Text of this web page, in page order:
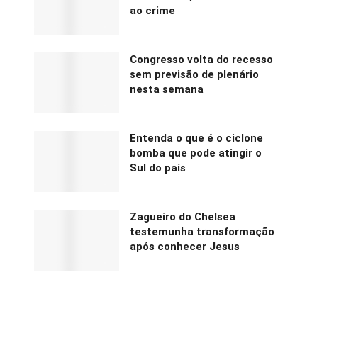
ao crime
Congresso volta do recesso
sem previsão de plenário
nesta semana
Entenda o que é o ciclone
bomba que pode atingir o
Sul do país
Zagueiro do Chelsea
testemunha transformação
após conhecer Jesus